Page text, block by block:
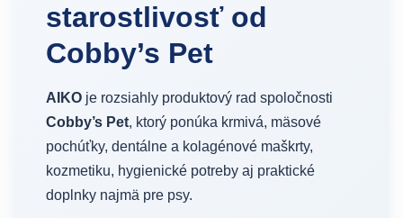
starostlivosť od
Cobby’s Pet
AIKO je rozsiahly produktový rad spoločnosti
Cobby’s Pet, ktorý ponúka krmivá, mäsové
pochúťky, dentálne a kolagénové maškrty,
kozmetiku, hygienické potreby aj praktické
doplnky najmä pre psy.